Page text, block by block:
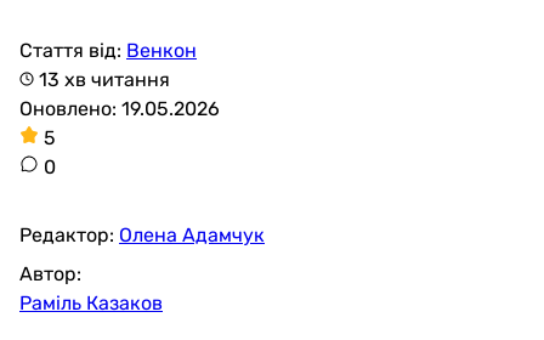
Стаття від: Венкон
13 хв читання
Оновлено: 19.05.2026
5
0
Редактор: Олена Адамчук
Автор:
Раміль Казаков